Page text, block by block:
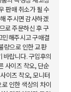
판매 취소가 될 수
주시면 감사하겠
로 주문하신 후 구
민해주시고 구매결
량으로 인한 교환
바랍니다. 구입후의
사이즈 착오, 단순
이즈 착오, 모니터
인한 색상의 차이